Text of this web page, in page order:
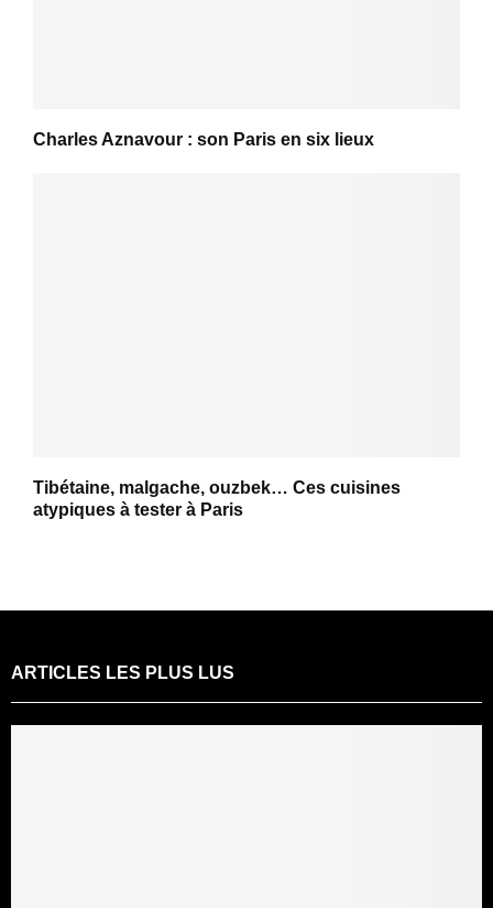
Charles Aznavour : son Paris en six lieux
Tibétaine, malgache, ouzbek… Ces cuisines
atypiques à tester à Paris
ARTICLES LES PLUS LUS